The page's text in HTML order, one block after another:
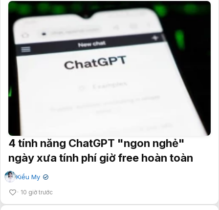
4 tính năng ChatGPT "ngon nghẻ"
ngày xưa tính phí giờ free hoàn toàn
Kiều My ✔
10 giờ trước